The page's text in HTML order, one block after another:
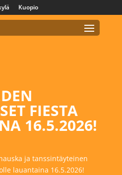
Kuopio
FIESTA
16.5.2026!
ja tanssintäyteinen
lauantaina 16.5.2026!